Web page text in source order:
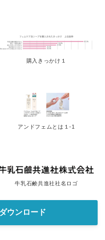
購入きっかけ１
アンドフェムとは１-1
牛乳石鹸共進社社名ロゴ
ウンロード